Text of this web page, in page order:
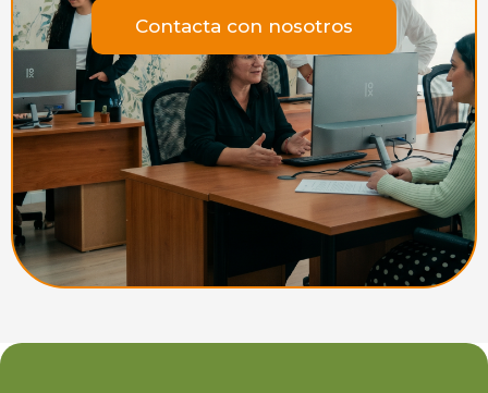
Contacta con nosotros